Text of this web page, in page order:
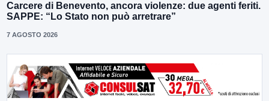
Carcere di Benevento, ancora violenze: due agenti feriti.
SAPPE: “Lo Stato non può arretrare”
7 AGOSTO 2026